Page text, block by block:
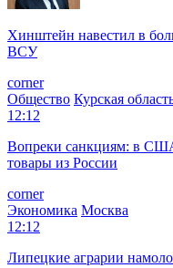
Хинштейн навестил в
ВСУ
corner
Общество Курская
12:12
Вопреки санкциям: в
товары из России
corner
Экономика Москва
12:12
Липецкие аграрии